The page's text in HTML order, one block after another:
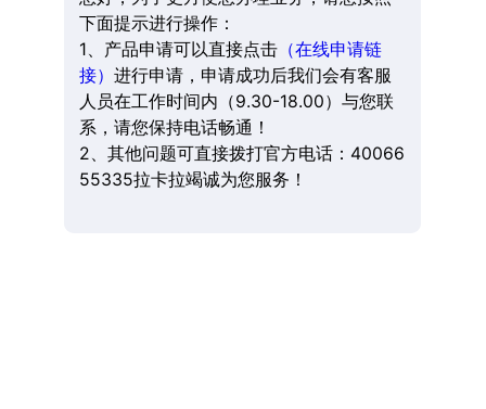
下面提示进行操作：
1、产品申请可以直接点击（在线申请链
接） 进行申请，申请成功后我们会有客服
人员在工作时间内（9.30-18.00）与您联
系，请您保持电话畅通！
2、其他问题可直接拨打官方电话：40066
55335拉卡拉竭诚为您服务！